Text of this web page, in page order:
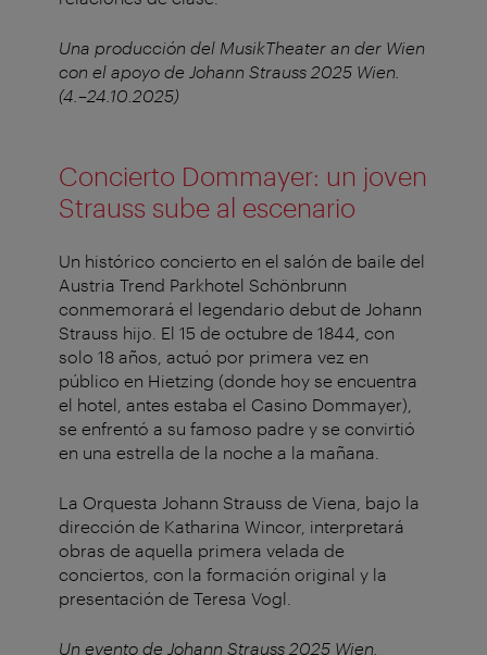
Una producción del MusikTheater an der Wien
con el apoyo de Johann Strauss 2025 Wien.
(4.–24.10.2025)
Concierto Dommayer: un joven
Strauss sube al escenario
Un histórico concierto en el salón de baile del
Austria Trend Parkhotel Schönbrunn
conmemorará el legendario debut de Johann
Strauss hijo. El 15 de octubre de 1844, con
solo 18 años, actuó por primera vez en
público en Hietzing (donde hoy se encuentra
el hotel, antes estaba el Casino Dommayer),
se enfrentó a su famoso padre y se convirtió
en una estrella de la noche a la mañana.
La Orquesta Johann Strauss de Viena, bajo la
dirección de Katharina Wincor, interpretará
obras de aquella primera velada de
conciertos, con la formación original y la
presentación de Teresa Vogl.
Un evento de Johann Strauss 2025 Wien.